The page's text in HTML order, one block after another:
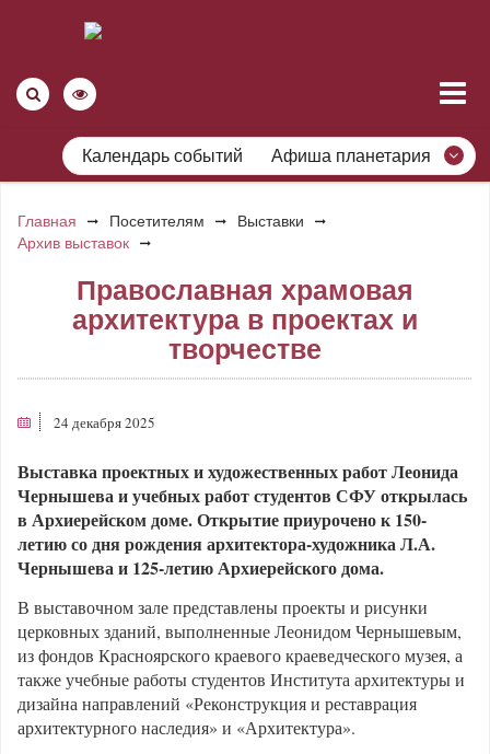
Календарь событий Афиша планетария
Главная Посетителям
Выставки
Архив выставок
Православная храмовая
архитектура в проектах и
творчестве
24 декабря 2025
Выставка проектных и художественных работ Леонида
Чернышева и учебных работ студентов СФУ открылась
в Архиерейском доме. Открытие приурочено к 150-
летию со дня рождения архитектора-художника Л.А.
Чернышева и 125-летию Архиерейского дома.
В выставочном зале представлены проекты и рисунки
церковных зданий, выполненные Леонидом Чернышевым,
из фондов Красноярского краевого краеведческого музея, а
также учебные работы студентов Института архитектуры и
дизайна направлений «Реконструкция и реставрация
архитектурного наследия» и «Архитектура».